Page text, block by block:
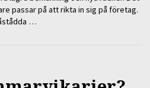
passar på att rikta in sig på företag.
…